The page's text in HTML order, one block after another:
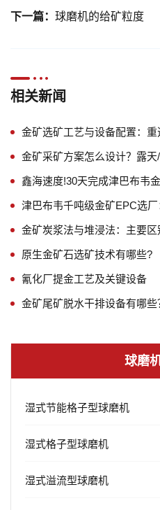
下一篇： 球磨机的给矿粒度
相关新闻
金矿选矿工艺与设备配置：
金矿采矿方案怎么设计？露
鑫海速度!30天完成津巴布韦
津巴布韦千吨级金矿EPC选厂
金矿炭浆法与堆浸法：主要
原生金矿石选矿技术有哪些?
氰化厂提金工艺及关键设备
金矿尾矿脱水干排设备有哪些
球磨
湿式节能格子型球磨机
湿式格子型球磨机
湿式溢流型球磨机